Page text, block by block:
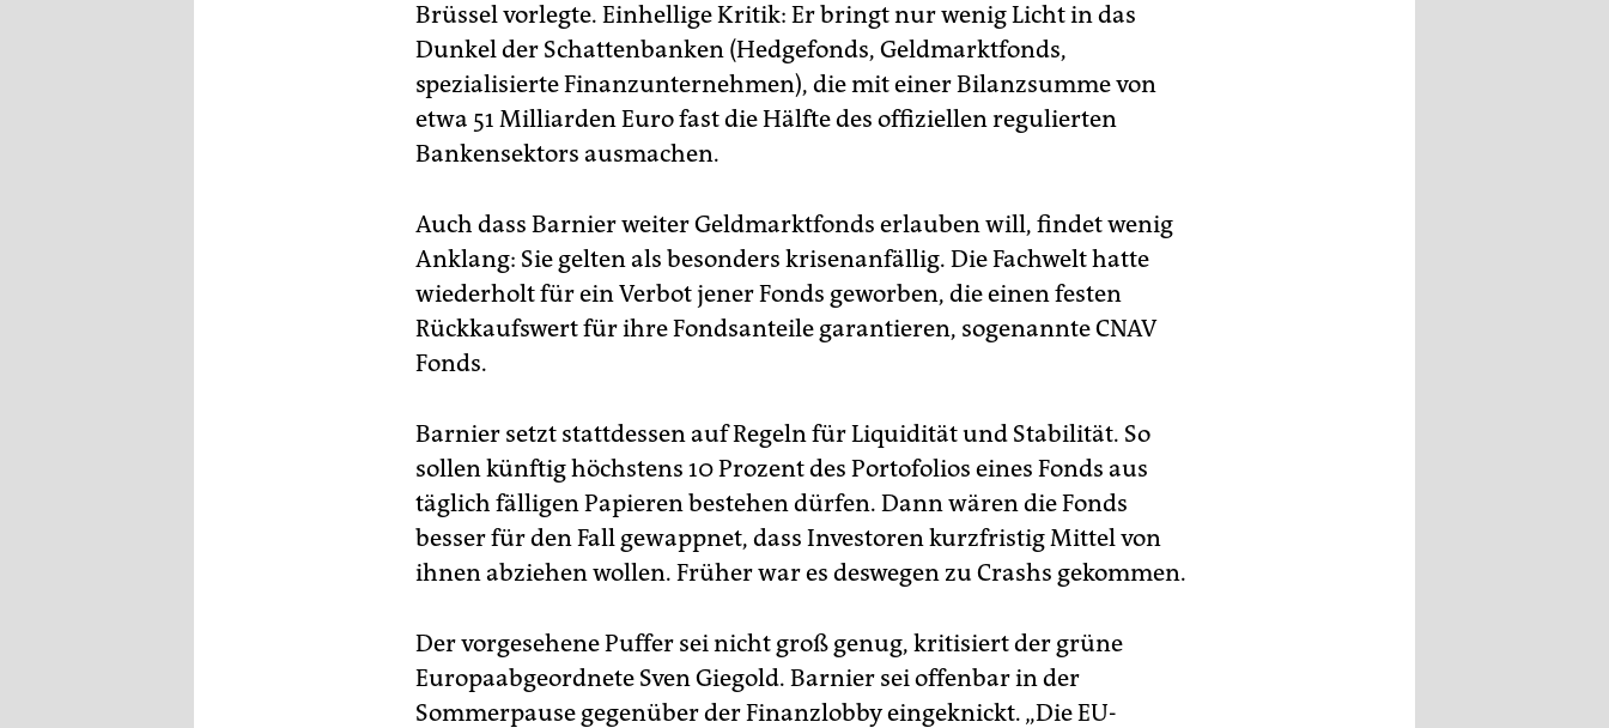
Brüssel vorlegte. Einhellige Kritik: Er bringt nur wenig Licht in das
Dunkel der Schattenbanken (Hedgefonds, Geldmarktfonds,
spezialisierte Finanzunternehmen), die mit einer Bilanzsumme von
etwa 51 Milliarden Euro fast die Hälfte des offiziellen regulierten
Bankensektors ausmachen.
Auch dass Barnier weiter Geldmarktfonds erlauben will, findet wenig
Anklang: Sie gelten als besonders krisenanfällig. Die Fachwelt hatte
wiederholt für ein Verbot jener Fonds geworben, die einen festen
Rückkaufswert für ihre Fondsanteile garantieren, sogenannte CNAV
Fonds.
Barnier setzt stattdessen auf Regeln für Liquidität und Stabilität. So
sollen künftig höchstens 10 Prozent des Portofolios eines Fonds aus
täglich fälligen Papieren bestehen dürfen. Dann wären die Fonds
besser für den Fall gewappnet, dass Investoren kurzfristig Mittel von
ihnen abziehen wollen. Früher war es deswegen zu Crashs gekommen.
Der vorgesehene Puffer sei nicht groß genug, kritisiert der grüne
Europaabgeordnete Sven Giegold. Barnier sei offenbar in der
Sommerpause gegenüber der Finanzlobby eingeknickt. „Die EU-